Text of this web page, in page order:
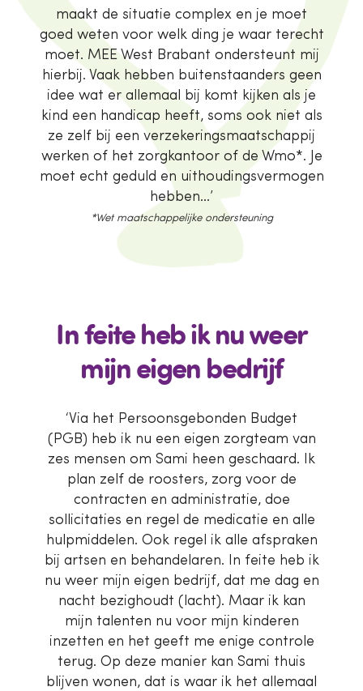
maakt de situatie complex en je moet
goed weten voor welk ding je waar terecht
moet. MEE West Brabant ondersteunt mij
hierbij. Vaak hebben buitenstaanders geen
idee wat er allemaal bij komt kijken als je
kind een handicap heeft, soms ook niet als
ze zelf bij een verzekeringsmaatschappij
werken of het zorgkantoor of de Wmo*. Je
moet echt geduld en uithoudingsvermogen
hebben…’
*Wet maatschappelijke ondersteuning
In feite heb ik nu weer
mijn eigen bedrijf
‘Via het Persoonsgebonden Budget
(PGB) heb ik nu een eigen zorgteam van
zes mensen om Sami heen geschaard. Ik
plan zelf de roosters, zorg voor de
contracten en administratie, doe
sollicitaties en regel de medicatie en alle
hulpmiddelen. Ook regel ik alle afspraken
bij artsen en behandelaren. In feite heb ik
nu weer mijn eigen bedrijf, dat me dag en
nacht bezighoudt (lacht). Maar ik kan
mijn talenten nu voor mijn kinderen
inzetten en het geeft me enige controle
terug. Op deze manier kan Sami thuis
blijven wonen, dat is waar ik het allemaal